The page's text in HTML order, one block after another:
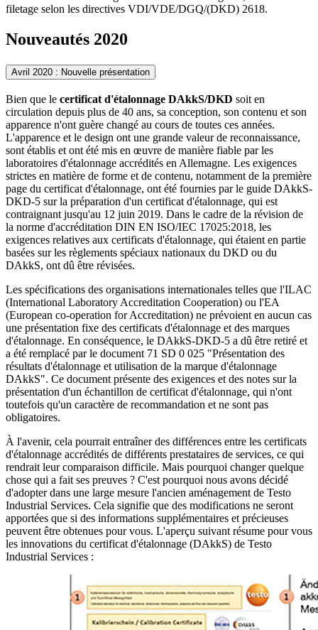
filetage selon les directives VDI/VDE/DGQ/(DKD) 2618.
Nouveautés 2020
Avril 2020 : Nouvelle présentation
Bien que le certificat d'étalonnage DAkkS/DKD soit en
circulation depuis plus de 40 ans, sa conception, son contenu et son
apparence n'ont guère changé au cours de toutes ces années.
L'apparence et le design ont une grande valeur de reconnaissance,
sont établis et ont été mis en œuvre de manière fiable par les
laboratoires d'étalonnage accrédités en Allemagne. Les exigences
strictes en matière de forme et de contenu, notamment de la première
page du certificat d'étalonnage, ont été fournies par le guide DAkkS-
DKD-5 sur la préparation d'un certificat d'étalonnage, qui est
contraignant jusqu'au 12 juin 2019. Dans le cadre de la révision de
la norme d'accréditation DIN EN ISO/IEC 17025:2018, les
exigences relatives aux certificats d'étalonnage, qui étaient en partie
basées sur les règlements spéciaux nationaux du DKD ou du
DAkkS, ont dû être révisées.
Les spécifications des organisations internationales telles que l'ILAC
(International Laboratory Accreditation Cooperation) ou l'EA
(European co-operation for Accreditation) ne prévoient en aucun cas
une présentation fixe des certificats d'étalonnage et des marques
d'étalonnage. En conséquence, le DAkkS-DKD-5 a dû être retiré et
a été remplacé par le document 71 SD 0 025 "Présentation des
résultats d'étalonnage et utilisation de la marque d'étalonnage
DAkkS". Ce document présente des exigences et des notes sur la
présentation d'un échantillon de certificat d'étalonnage, qui n'ont
toutefois qu'un caractère de recommandation et ne sont pas
obligatoires.
À l'avenir, cela pourrait entraîner des différences entre les certificats
d'étalonnage accrédités de différents prestataires de services, ce qui
rendrait leur comparaison difficile. Mais pourquoi changer quelque
chose qui a fait ses preuves ? C'est pourquoi nous avons décidé
d'adopter dans une large mesure l'ancien aménagement de Testo
Industrial Services. Cela signifie que des modifications ne seront
apportées que si des informations supplémentaires et précieuses
peuvent être obtenues pour vous. L'aperçu suivant résume pour vous
les innovations du certificat d'étalonnage (DAkkS) de Testo
Industrial Services :